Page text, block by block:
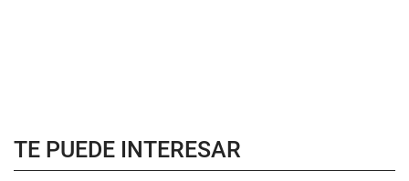
TE PUEDE INTERESAR